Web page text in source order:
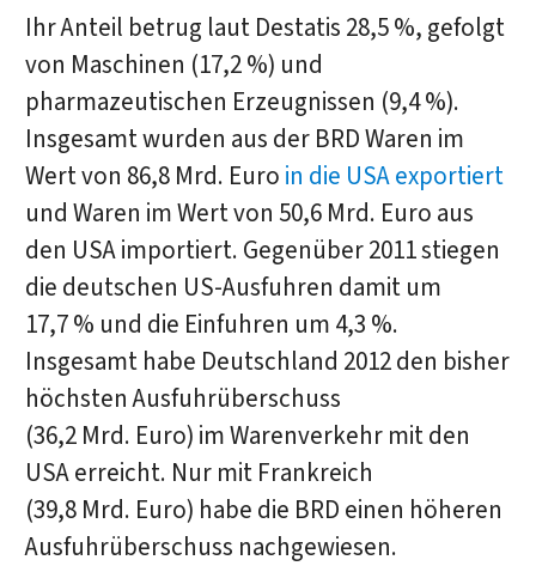
Ihr Anteil betrug laut Destatis 28,5 %, gefolgt
von Maschinen (17,2 %) und
pharmazeutischen Erzeugnissen (9,4 %).
Insgesamt wurden aus der BRD Waren im
Wert von 86,8 Mrd. Euro in die USA exportiert
und Waren im Wert von 50,6 Mrd. Euro aus
den USA importiert. Gegenüber 2011 stiegen
die deutschen US-Ausfuhren damit um
17,7 % und die Einfuhren um 4,3 %.
Insgesamt habe Deutschland 2012 den bisher
höchsten Ausfuhrüberschuss
(36,2 Mrd. Euro) im Warenverkehr mit den
USA erreicht. Nur mit Frankreich
(39,8 Mrd. Euro) habe die BRD einen höheren
Ausfuhrüberschuss nachgewiesen.